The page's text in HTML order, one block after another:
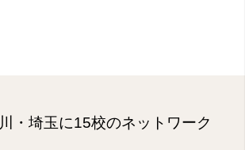
・埼玉に15校のネットワーク